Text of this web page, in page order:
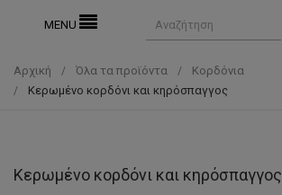
MENU
Αρχική Όλα τα προϊόντα
Κορδόνια
Κερωμένο κορδόνι και κηρόσπαγγος
Κερωμένο κορδόνι και κηρόσπαγγος